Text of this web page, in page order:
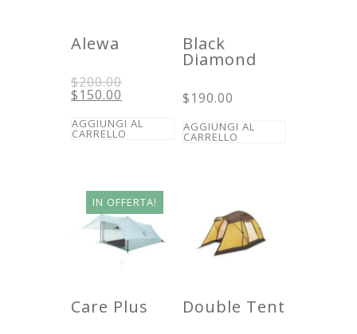
Alewa
$200.00Il
originale
era:
$200.00.
$150.00
prezzo
attuale
è:
AGGIUNGI AL
CARRELLO
Black
Diamond
$190.00
AGGIUNGI AL
CARRELLO
IN OFFERTA!
Care Plus Double Tent